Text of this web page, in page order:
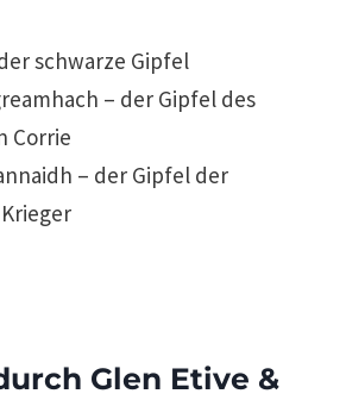
schwarze Gipfel
– der Gipfel des
Corrie
– der Gipfel der
Glen Etive &